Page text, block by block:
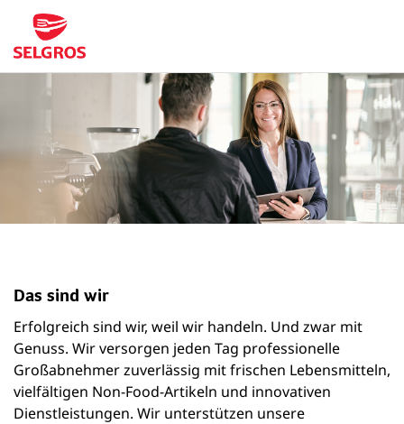
Das sind wir
Erfolgreich sind wir, weil wir handeln. Und zwar mit
Genuss. Wir versorgen jeden Tag professionelle
Großabnehmer zuverlässig mit frischen Lebensmitteln,
vielfältigen Non-Food-Artikeln und innovativen
Dienstleistungen. Wir unterstützen unsere